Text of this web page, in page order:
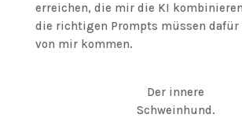
erreichen, die mir die KI
die richtigen Prompts müssen dafür
von mir kommen.
Der innere
Schweinhund.